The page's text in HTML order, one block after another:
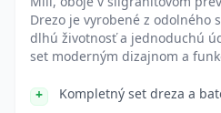
Drezo je vyrobené z odolného
dlhú životnosť a jednoduchú
set moderným dizajnom a
Kompletný set dreza a